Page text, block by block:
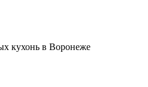
кухонь в Воронеже